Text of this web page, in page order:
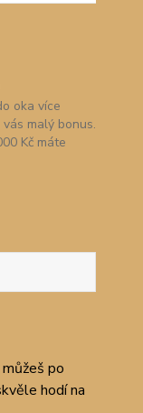
oka více
malý bonus.
Kč máte
po
hodí na